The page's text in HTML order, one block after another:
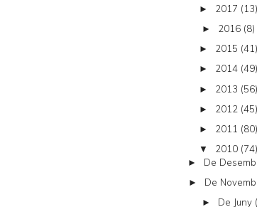
► 2017 (13)
► 2016 (8)
► 2015 (41)
► 2014 (49)
► 2013 (56)
► 2012 (45)
► 2011 (80)
▼ 2010 (74)
► De
► De
► De Juny